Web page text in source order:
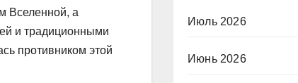
Вселенной, а
и традиционными
противником этой
Июль 2026
Июнь 2026